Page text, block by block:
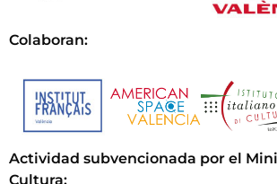
Colaboran:
Actividad subvencionada por el
Cultura: